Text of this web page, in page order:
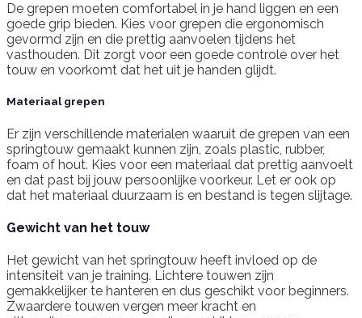
De grepen moeten comfortabel in je hand liggen en een
goede grip bieden. Kies voor grepen die ergonomisch
gevormd zijn en die prettig aanvoelen tijdens het
vasthouden. Dit zorgt voor een goede controle over het
touw en voorkomt dat het uit je handen glijdt.
Materiaal grepen
Er zijn verschillende materialen waaruit de grepen van een
springtouw gemaakt kunnen zijn, zoals plastic, rubber,
foam of hout. Kies voor een materiaal dat prettig aanvoelt
en dat past bij jouw persoonlijke voorkeur. Let er ook op
dat het materiaal duurzaam is en bestand is tegen slijtage.
Gewicht van het touw
Het gewicht van het springtouw heeft invloed op de
intensiteit van je training. Lichtere touwen zijn
gemakkelijker te hanteren en dus geschikt voor beginners.
Zwaardere touwen vergen meer kracht en